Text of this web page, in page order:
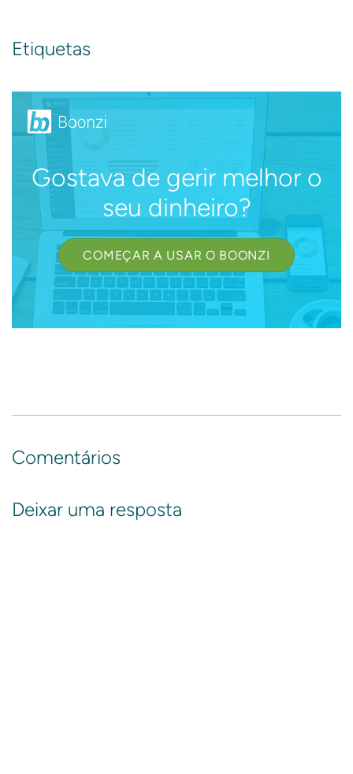
Etiquetas
Gostava de gerir melhor o
seu dinheiro?
COMEÇAR A USAR O BOONZI
Comentários
Deixar uma resposta